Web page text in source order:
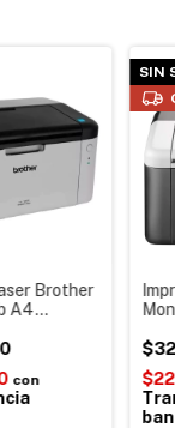
Brother
A4
con
SIN